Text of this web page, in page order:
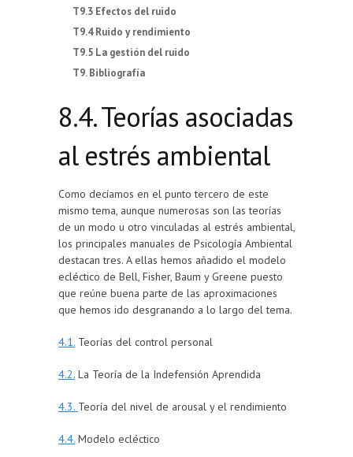
T9.3 Efectos del ruido
T9.4 Ruido y rendimiento
T9.5 La gestión del ruido
T9. Bibliografía
8.4. Teorías asociadas
al estrés ambiental
Como decíamos en el punto tercero de este
mismo tema, aunque numerosas son las teorías
de un modo u otro vinculadas al estrés ambiental,
los principales manuales de Psicología Ambiental
destacan tres. A ellas hemos añadido el modelo
ecléctico de Bell, Fisher, Baum y Greene puesto
que reúne buena parte de las aproximaciones
que hemos ido desgranando a lo largo del tema.
4.1. Teorías del control personal
4.2. La Teoría de la Indefensión Aprendida
4.3. Teoría del nivel de arousal y el rendimiento
4.4. Modelo ecléctico